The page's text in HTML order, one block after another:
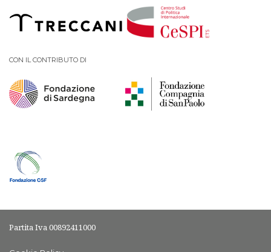
CON IL CONTRIBUTO DI
Partita Iva 00892411000